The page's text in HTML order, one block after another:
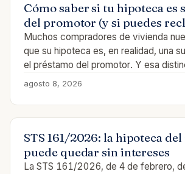
Cómo saber si tu hipoteca es
del promotor (y si puedes
Muchos compradores de vivienda
que su hipoteca es, en realidad, una
el préstamo del promotor. Y esa
agosto 8, 2026
STS 161/2026: la hipoteca
puede quedar sin intereses
La STS 161/2026, de 4 de febrero,